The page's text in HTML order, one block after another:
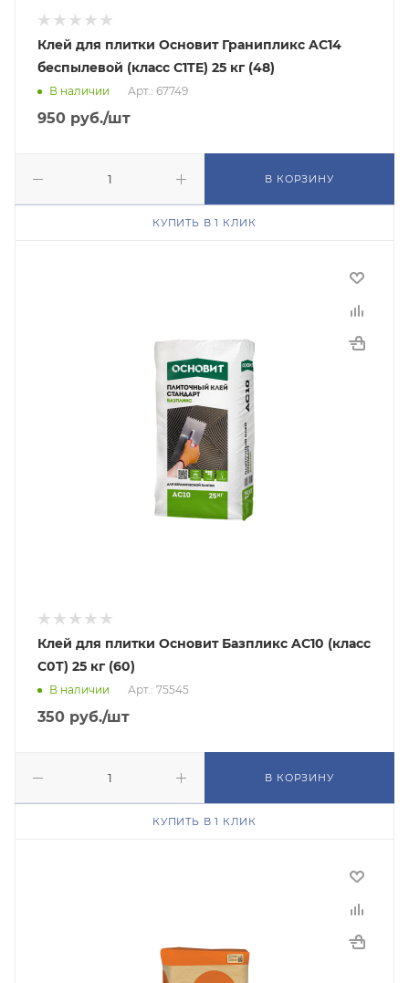
Клей для плитки Основит Гранипликс AC14
беспылевой (класс С1TE) 25 кг (48)
В наличии Арт.: 67749
950 руб./шт
В КОРЗИНУ
КУПИТЬ В 1 КЛИК
Клей для плитки Основит Базпликс AC10 (класс
C0T) 25 кг (60)
В наличии Арт.: 75545
350 руб./шт
В КОРЗИНУ
КУПИТЬ В 1 КЛИК